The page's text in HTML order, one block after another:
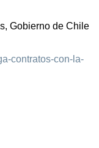
Gobierno de Chile
contratos-con-la-